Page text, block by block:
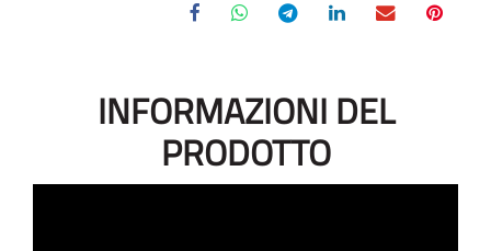
INFORMAZIONI DEL
PRODOTTO